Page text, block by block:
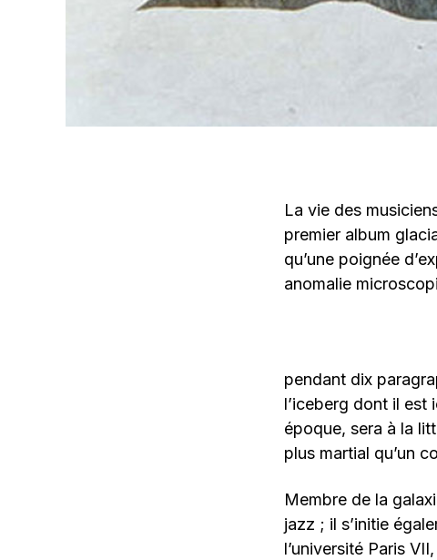
La vie des
premier album
qu’une poignée
anomalie
pendant dix
l’iceberg dont il est
époque, sera à la
plus martial qu’un
Membre de la
jazz ; il s’initie
l’université Paris